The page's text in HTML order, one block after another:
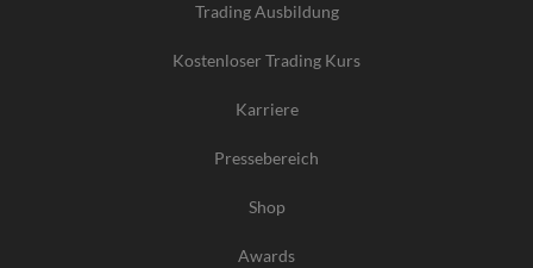
Trading Ausbildung
Kostenloser Trading Kurs
Karriere
Pressebereich
Shop
Awards